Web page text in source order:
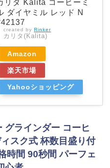
リタ Kalita コーヒーミ
ダイヤミル レッド N
created by Rinker
カリタ(Kalita)
Amazon
楽天市場
Yahooショッピング
グラインダー コーヒ
スク式 杯数目盛り付
時間 90秒間 パーフェ